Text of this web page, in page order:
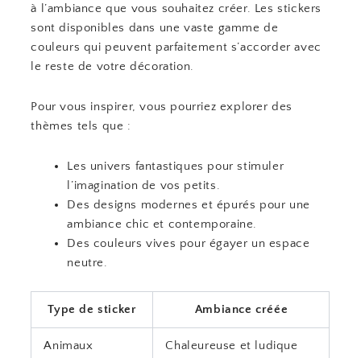
à l’ambiance que vous souhaitez créer. Les stickers
sont disponibles dans une vaste gamme de
couleurs qui peuvent parfaitement s’accorder avec
le reste de votre décoration.
Pour vous inspirer, vous pourriez explorer des
thèmes tels que :
Les univers fantastiques pour stimuler
l’imagination de vos petits.
Des designs modernes et épurés pour une
ambiance chic et contemporaine.
Des couleurs vives pour égayer un espace
neutre.
Type de sticker Ambiance créée
Animaux Chaleureuse et ludique